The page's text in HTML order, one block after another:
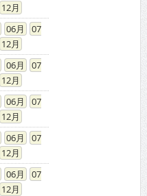
12
06
07
12
06
07
12
06
07
12
06
07
12
06
07
12